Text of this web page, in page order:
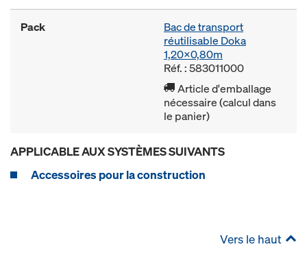
Pack
Bac de transport
réutilisable Doka
1,20x0,80m
Réf. : 583011000
Article d'emballage
nécessaire (calcul dans
le panier)
APPLICABLE AUX SYSTÈMES SUIVANTS
Accessoires pour la construction
Vers le haut